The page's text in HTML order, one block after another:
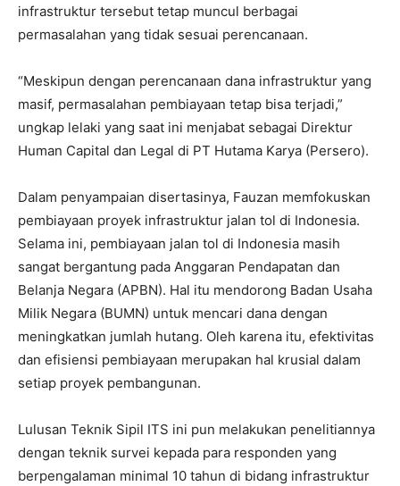
infrastruktur tersebut tetap muncul berbagai
permasalahan yang tidak sesuai perencanaan.
“Meskipun dengan perencanaan dana infrastruktur yang
masif, permasalahan pembiayaan tetap bisa terjadi,”
ungkap lelaki yang saat ini menjabat sebagai Direktur
Human Capital dan Legal di PT Hutama Karya (Persero).
Dalam penyampaian disertasinya, Fauzan memfokuskan
pembiayaan proyek infrastruktur jalan tol di Indonesia.
Selama ini, pembiayaan jalan tol di Indonesia masih
sangat bergantung pada Anggaran Pendapatan dan
Belanja Negara (APBN). Hal itu mendorong Badan Usaha
Milik Negara (BUMN) untuk mencari dana dengan
meningkatkan jumlah hutang. Oleh karena itu, efektivitas
dan efisiensi pembiayaan merupakan hal krusial dalam
setiap proyek pembangunan.
Lulusan Teknik Sipil ITS ini pun melakukan penelitiannya
dengan teknik survei kepada para responden yang
berpengalaman minimal 10 tahun di bidang infrastruktur